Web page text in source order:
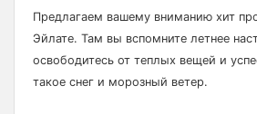
Предлагаем вашему вниманию хит
Эйлате. Там вы вспомните летнее
освободитесь от теплых вещей и
такое снег и морозный ветер.